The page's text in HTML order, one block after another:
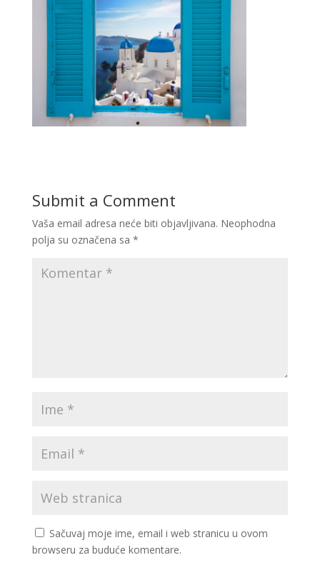
Submit a Comment
Vaša email adresa neće biti objavljivana. Neophodna
polja su označena sa *
Sačuvaj moje ime, email i web stranicu u ovom
browseru za buduće komentare.